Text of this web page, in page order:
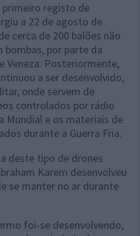
primeiro registo de
a 22 de agosto de
cerca de 200 balões não
por parte da
Veneza. Posteriormente,
a ser desenvolvido,
onde servem de
controlados por rádio
Mundial e os materiais de
durante a Guerra Fria.
deste tipo de drones
Karem desenvolveu
se manter no ar durante
foi-se desenvolvendo,